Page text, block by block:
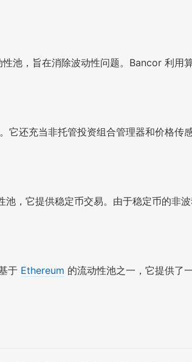
性池，旨在消除波动性问题。Bancor 利用
它还充当非托管投资组合管理器和价格
池，它提供稳定币交易。由于稳定币的非波
于 Ethereum 的流动性池之一，它提供了